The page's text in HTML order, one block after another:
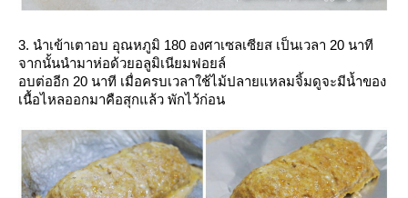
3. นำเข้าเตาอบ อุณหภูมิ 180 องศาเซลเซียส เป็นเวลา 20 นาที
จากนั้นนำมาห่อด้วยอลูมิเนียมฟอยล์
อบต่ออีก 20 นาที เมื่อครบเวลาใช้ไม้ปลายแหลมจิ้มดูจะมีน้ำของ
เนื้อไหลออกมาคือสุกแล้ว พักไว้ก่อน